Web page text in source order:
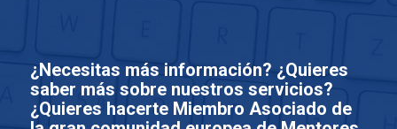
¿Necesitas más información? ¿Quieres
saber más sobre nuestros servicios?
¿Quieres hacerte Miembro Asociado de